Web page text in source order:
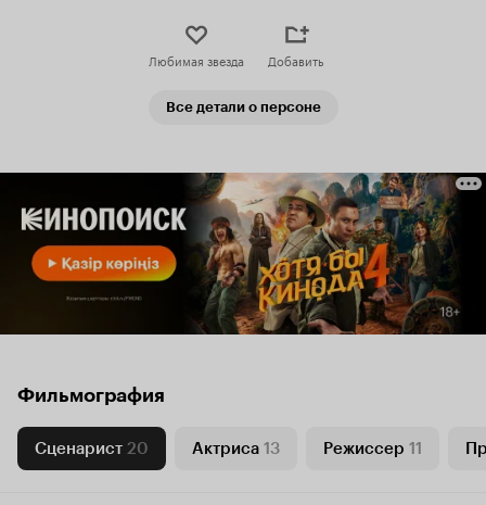
Любимая звезда Добавить
Все детали о персоне
Фильмография
Сценарист 20 Актриса 13 Режиссер 11